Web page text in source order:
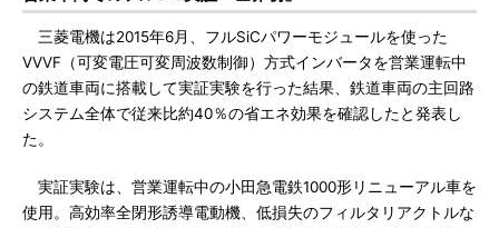
三菱電機は2015年6月、フルSiCパワーモジュールを使った
VVVF（可変電圧可変周波数制御）方式インバータを営業運転中
の鉄道車両に搭載して実証実験を行った結果、鉄道車両の主回路
システム全体で従来比約40％の省エネ効果を確認したと発表し
た。
実証実験は、営業運転中の小田急電鉄1000形リニューアル車を
使用。高効率全閉形誘導電動機、低損失のフィルタリアクトルな